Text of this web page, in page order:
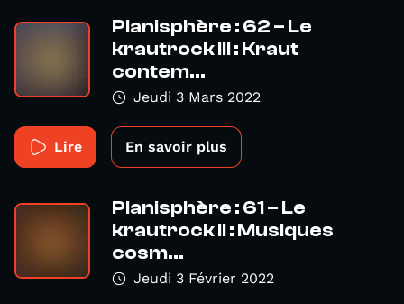
Planisphère : 62 – Le
krautrock III : Kraut
contem...
Jeudi 3 Mars 2022
Lire En savoir plus
Planisphère : 61 – Le
krautrock II : Musiques
cosm...
Jeudi 3 Février 2022